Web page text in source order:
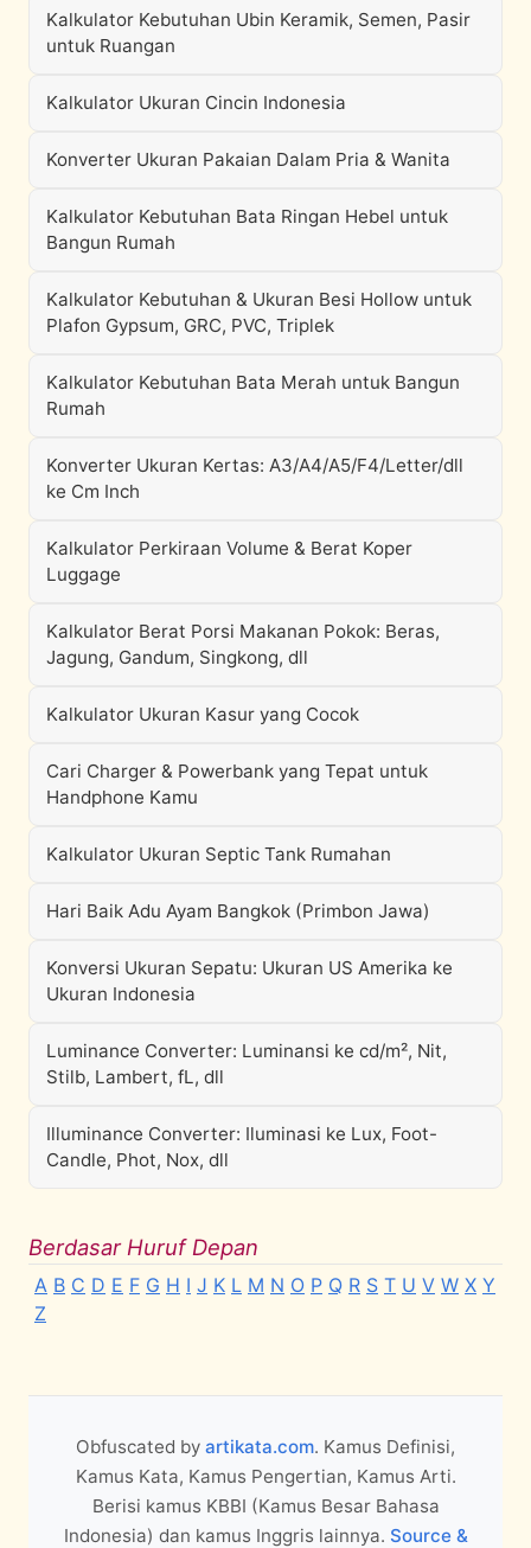
Kalkulator Kebutuhan Ubin Keramik, Semen, Pasir
untuk Ruangan
Kalkulator Ukuran Cincin Indonesia
Konverter Ukuran Pakaian Dalam Pria & Wanita
Kalkulator Kebutuhan Bata Ringan Hebel untuk
Bangun Rumah
Kalkulator Kebutuhan & Ukuran Besi Hollow untuk
Plafon Gypsum, GRC, PVC, Triplek
Kalkulator Kebutuhan Bata Merah untuk Bangun
Rumah
Konverter Ukuran Kertas: A3/A4/A5/F4/Letter/dll
ke Cm Inch
Kalkulator Perkiraan Volume & Berat Koper
Luggage
Kalkulator Berat Porsi Makanan Pokok: Beras,
Jagung, Gandum, Singkong, dll
Kalkulator Ukuran Kasur yang Cocok
Cari Charger & Powerbank yang Tepat untuk
Handphone Kamu
Kalkulator Ukuran Septic Tank Rumahan
Hari Baik Adu Ayam Bangkok (Primbon Jawa)
Konversi Ukuran Sepatu: Ukuran US Amerika ke
Ukuran Indonesia
Luminance Converter: Luminansi ke cd/m², Nit,
Stilb, Lambert, fL, dll
Illuminance Converter: Iluminasi ke Lux, Foot-
Candle, Phot, Nox, dll
Berdasar Huruf Depan
A B C D E F G H I J K L M N O P Q R S T U V W X Y
Z
Obfuscated by artikata.com. Kamus Definisi,
Kamus Kata, Kamus Pengertian, Kamus Arti.
Berisi kamus KBBI (Kamus Besar Bahasa
Indonesia) dan kamus Inggris lainnya. Source &